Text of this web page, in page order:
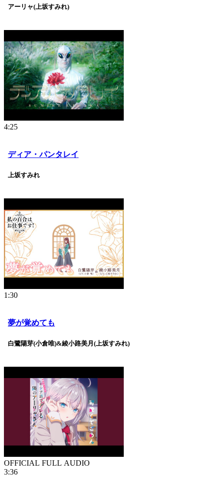
アーリャ(上坂すみれ)
4:25
ディア・パンタレイ
上坂すみれ
1:30
夢が覚めても
白鷺陽芽(小倉唯)&綾小路美月(上坂すみれ)
OFFICIAL FULL AUDIO
3:36